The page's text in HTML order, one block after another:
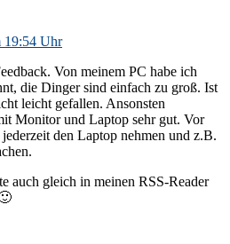
19:54 Uhr
Von meinem PC habe ich
die Dinger sind einfach zu groß. Ist
leicht gefallen. Ansonsten
Monitor und Laptop sehr gut. Vor
den Laptop nehmen und z.B.
auch gleich in meinen RSS-Reader